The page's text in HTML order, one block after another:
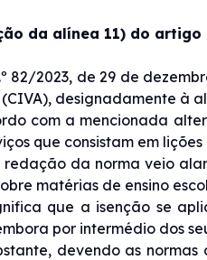
da alínea 11) do artigo
82/2023, de 29 de
designadamente à
com a mencionada
que consistam em
redação da norma veio
matérias de ensino
que a isenção se
por intermédio dos
devendo as